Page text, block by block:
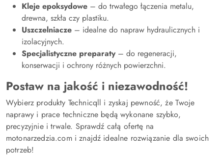
Kleje epoksydowe – do trwałego łączenia metalu,
drewna, szkła czy plastiku.
Uszczelniacze – idealne do napraw hydraulicznych i
izolacyjnych.
Specjalistyczne preparaty– do regeneracji,
konserwacji i ochrony różnych powierzchni.
Postaw na jakość i niezawodność!
Wybierz produkty Technicqll i zyskaj pewność, że Twoje
naprawy i prace techniczne będą wykonane szybko,
precyzyjnie i trwale. Sprawdź całą ofertę na
motonarzedzia.com i znajdź idealne rozwiązanie dla swoich
potrzeb!